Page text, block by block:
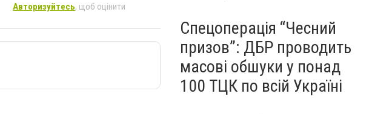
Авторизуйтесь, щоб оцінити
Спецоперація “Чесний
призов”: ДБР проводить
масові обшуки у понад
100 ТЦК по всій Україні